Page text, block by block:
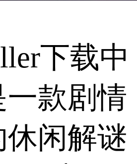
下载中
款剧情
休闲解谜